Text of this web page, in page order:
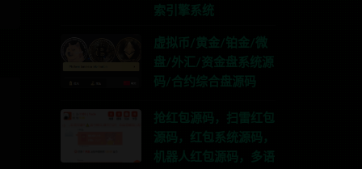
索引擎系统
虚拟币/黄金/铂金/微
盘/外汇/资金盘系统源
码/合约综合盘源码
抢红包源码，扫雷红包
源码，红包系统源码，
机器人红包源码，多语